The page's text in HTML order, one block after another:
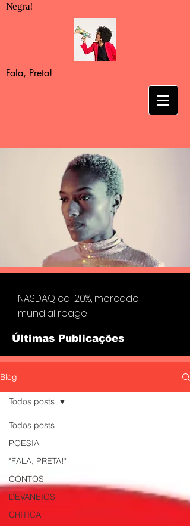
Negra!
Fala, Preta!
NASDAQ cai 20%, mercado
mundial reage
Últimas Publicações
Blog
Todos posts
POESIA
"FALA, PRETA!"
CONTOS
DEVANEIOS
CRÍTICA
Todos posts